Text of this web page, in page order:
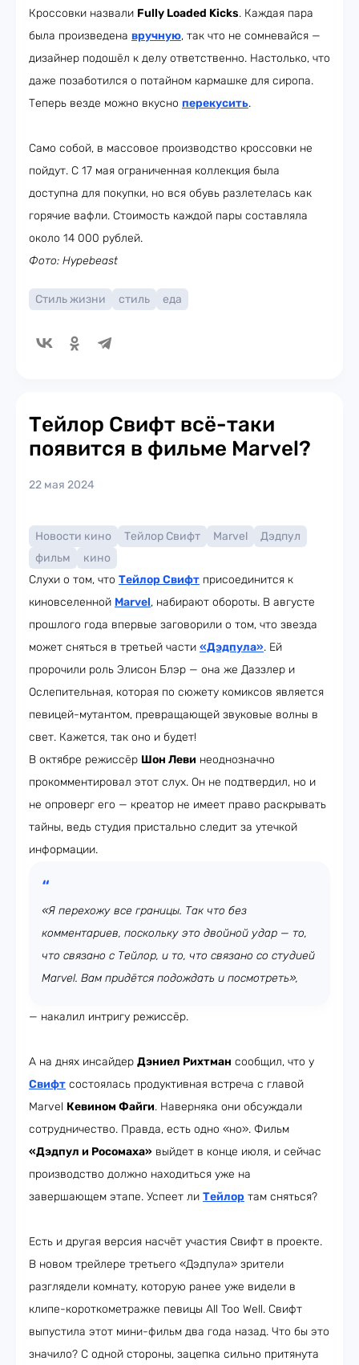
Кроссовки назвали Fully Loaded Kicks. Каждая пара
была произведена вручную, так что не сомневайся —
дизайнер подошёл к делу ответственно. Настолько, что
даже позаботился о потайном кармашке для сиропа.
Теперь везде можно вкусно перекусить.
Само собой, в массовое производство кроссовки не
пойдут. С 17 мая ограниченная коллекция была
доступна для покупки, но вся обувь разлетелась как
горячие вафли. Стоимость каждой пары составляла
около 14 000 рублей.
Фото: Hypebeast
Стиль жизни стиль еда
Тейлор Свифт всё-таки
появится в фильме Marvel?
22 мая 2024
Новости кино Тейлор Свифт Marvel
Дэдпул
фильм
кино
Слухи о том, что Тейлор Свифт присоединится к
киновселенной Marvel, набирают обороты. В августе
прошлого года впервые заговорили о том, что звезда
может сняться в третьей части «Дэдпула». Ей
пророчили роль Элисон Блэр — она же Даззлер и
Ослепительная, которая по сюжету комиксов является
певицей-мутантом, превращающей звуковые волны в
свет. Кажется, так оно и будет!
В октябре режиссёр Шон Леви неоднозначно
прокомментировал этот слух. Он не подтвердил, но и
не опроверг его — креатор не имеет право раскрывать
тайны, ведь студия пристально следит за утечкой
информации.
«Я перехожу все границы. Так что без
комментариев, поскольку это двойной удар — то,
что связано с Тейлор, и то, что связано со студией
Marvel. Вам придётся подождать и посмотреть»,
— накалил интригу режиссёр.
А на днях инсайдер Дэниел Рихтман сообщил, что у
Свифт состоялась продуктивная встреча с главой
Marvel Кевином Файги. Наверняка они обсуждали
сотрудничество. Правда, есть одно «но». Фильм
«Дэдпул и Росомаха» выйдет в конце июля, и сейчас
производство должно находиться уже на
завершающем этапе. Успеет ли Тейлор там сняться?
Есть и другая версия насчёт участия Свифт в проекте.
В новом трейлере третьего «Дэдпула» зрители
разглядели комнату, которую ранее уже видели в
клипе-короткометражке певицы All Too Well. Свифт
выпустила этот мини-фильм два года назад. Что бы это
значило? С одной стороны, зацепка сильно притянута